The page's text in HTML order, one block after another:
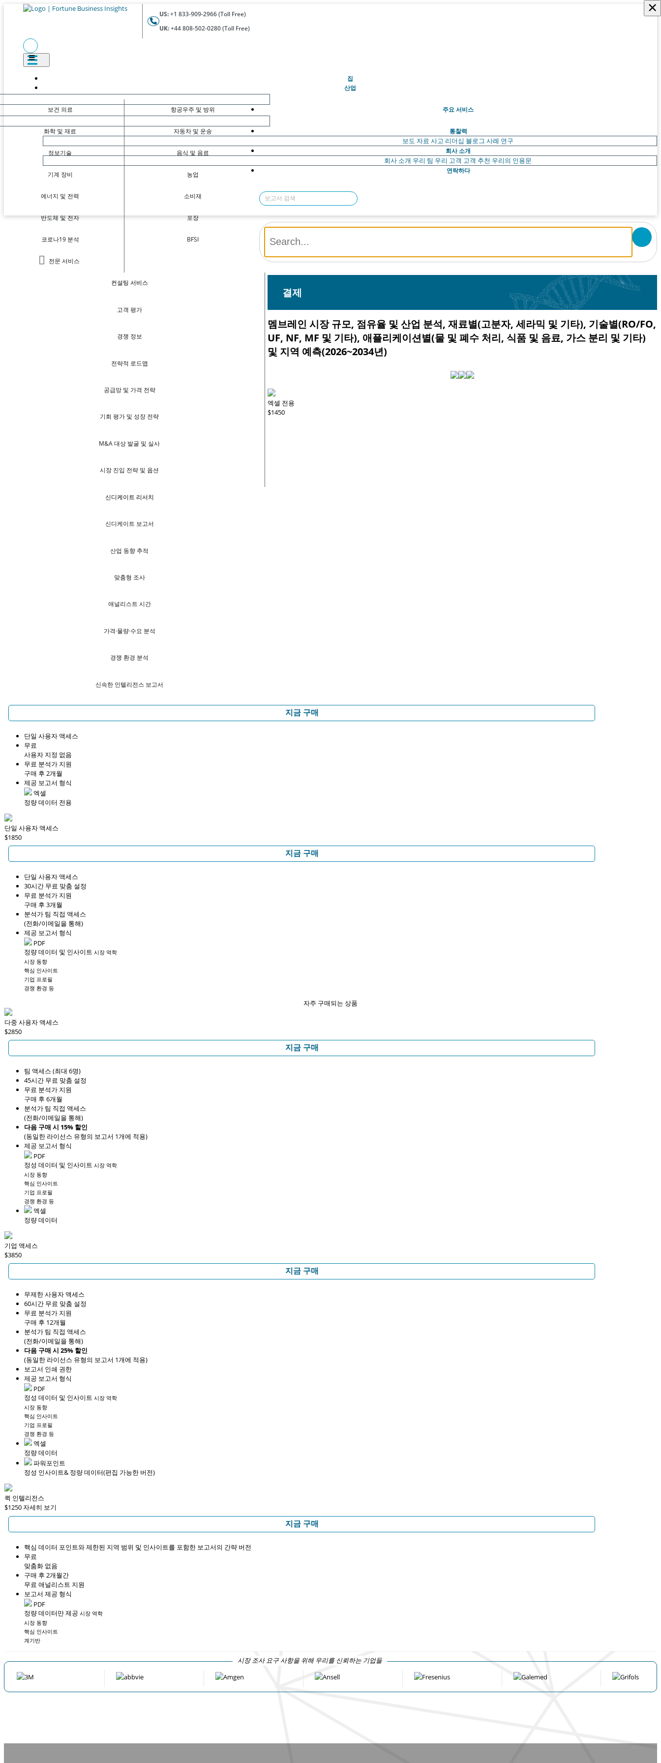
US:+1 833-909-2966 (Toll Free)
UK:+44 808-502-0280 (Toll Free)
집(현재의)
산업
보건 의료
화학 및 재료
정보기술
기계 장비
에너지 및 전력
반도체 및 전자
코로나19 분석
전문 서비스
항공우주 및 방위
자동차 및 운송
음식 및 음료
농업
소비재
포장
BFSI
주요 서비스
컨설팅 서비스
고객 평가
경쟁 정보
전략적 로드맵
공급망 및 가격 전략
기회 평가 및 성장 전략
M&A 대상 발굴 및 실사
시장 진입 전략 및 옵션
신디케이트 리서치
신디케이트 보고서
산업 동향 추적
맞춤형 조사
애널리스트 시간
가격·물량·수요 분석
경쟁 환경 분석
신속한 인텔리전스 보고서
통찰력
보도 자료 사고 리더십 블로그 사례 연구
회사 소개
회사 소개 우리 팀 우리 고객 고객 추천 우리의 인용문
연락하다
×
결제
멤브레인 시장 규모, 점유율 및 산업 분석, 재료별(고분자, 세라믹 및 기타), 기술별(RO/FO,
UF, NF, MF 및 기타), 애플리케이션별(물 및 폐수 처리, 식품 및 음료, 가스 분리 및 기타)
및 지역 예측(2026~2034년)
엑셀 전용
$1450
지금 구매
단일 사용자 액세스
무료
사용자 지정 없음
무료 분석가 지원
구매 후 2개월
제공 보고서 형식
엑셀
정량 데이터 전용
단일 사용자 액세스
$1850
지금 구매
단일 사용자 액세스
30시간 무료 맞춤 설정
무료 분석가 지원
구매 후 3개월
분석가 팀 직접 액세스
(전화/이메일을 통해)
제공 보고서 형식
PDF
정량 데이터 및 인사이트 시장 역학
시장 동향
핵심 인사이트
기업 프로필
경쟁 환경 등
자주 구매되는 상품
다중 사용자 액세스
$2850
지금 구매
팀 액세스 (최대 6명)
45시간 무료 맞춤 설정
무료 분석가 지원
구매 후 6개월
분석가 팀 직접 액세스
(전화/이메일을 통해)
다음 구매 시 15% 할인
(동일한 라이선스 유형의 보고서 1개에 적용)
제공 보고서 형식
PDF
정성 데이터 및 인사이트 시장 역학
시장 동향
핵심 인사이트
기업 프로필
경쟁 환경 등
엑셀
정량 데이터
기업 액세스
$3850
지금 구매
무제한 사용자 액세스
60시간 무료 맞춤 설정
무료 분석가 지원
구매 후 12개월
분석가 팀 직접 액세스
(전화/이메일을 통해)
다음 구매 시 25% 할인
(동일한 라이선스 유형의 보고서 1개에 적용)
보고서 인쇄 권한
제공 보고서 형식
PDF
정성 데이터 및 인사이트 시장 역학
시장 동향
핵심 인사이트
기업 프로필
경쟁 환경 등
엑셀
정량 데이터
파워포인트
정성 인사이트& 정량 데이터(편집 가능한 버전)
퀵 인텔리전스
$1250자세히 보기
지금 구매
핵심 데이터 포인트와 제한된 지역 범위 및 인사이트를 포함한 보고서의 간략 버전
무료
맞춤화 없음
구매 후 2개월간
무료 애널리스트 지원
보고서 제공 형식
PDF
정량 데이터만 제공 시장 역학
시장 동향
핵심 인사이트
계기반
시장 조사 요구 사항을 위해 우리를 신뢰하는 기업들